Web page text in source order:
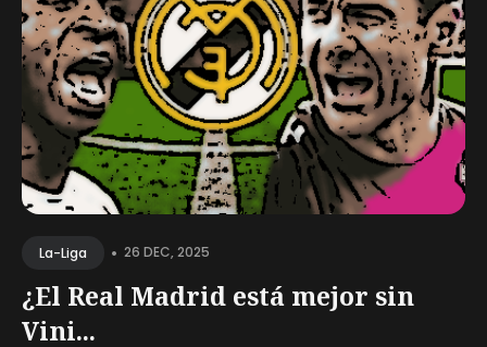
La-Liga • 26 DEC, 2025
¿El Real Madrid está mejor sin
Vini...